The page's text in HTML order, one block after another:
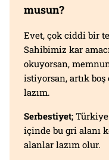
musun?
Evet, çok ciddi bir
Sahibimiz kar
okuyorsan,
istiyorsan, artık
lazım.
Serbestiyet;
içinde bu gri alanı
alanlar lazım olur.